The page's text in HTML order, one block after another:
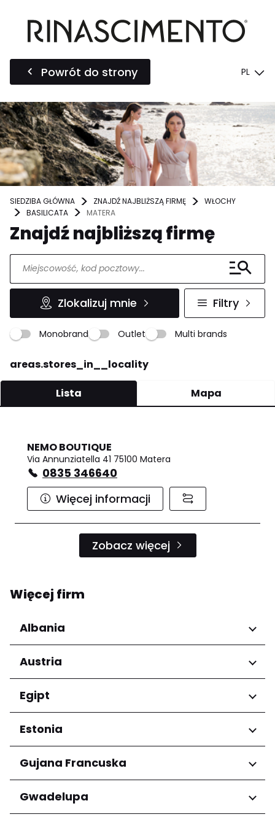
Powrót do strony PL
SIEDZIBA GŁÓWNA ZNAJDŹ NAJBLIŻSZĄ FIRMĘ
WŁOCHY
BASILICATA
MATERA
Znajdź najbliższą firmę
Zlokalizuj mnie Filtry
Monobrand Outlet Multi brands
areas.stores_in__locality
Lista Mapa
NEMO BOUTIQUE
Via Annunziatella 41 75100 Matera
0835 346640
Więcej informacji
Zobacz więcej
Więcej firm
Albania
Regiony
Qarku i Tiranës
Austria
Regiony
Niederösterreich
Salzburg
Wien
Egipt
Regiony
Kair
Estonia
Regiony
Harju maakond
Tartu maakond
Gujana Francuska
Regiony
Arrondissement de Cayenne
Gwadelupa